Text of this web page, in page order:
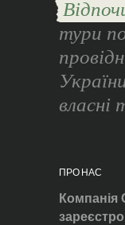
тури
власні
ПРО НАС
Компанія